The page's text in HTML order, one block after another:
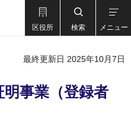
区役所 検索 メニュー
最終更新日 2025年10月7日
事業（登録者